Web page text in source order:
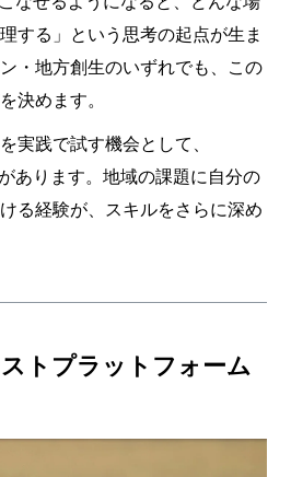
する」という思考の起点が生ま
・地方創生のいずれでも、この
決めます。
実践で試す機会として、
あります。地域の課題に自分の
る経験が、スキルをさらに深め
トプラットフォーム